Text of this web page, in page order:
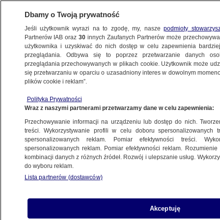
POLSKA
w Przewodowie: wszyscy mówią to samo,
że odpowiedzialność ponosi agresor
16.11.2022, 20:50
Udostępnij
Dbamy o Twoją prywatność
Jeśli użytkownik wyrazi na to zgodę, my, naszepodmioty
Partnerów IAB oraz30 innych Zaufanych Partnerów może
użytkownika i uzyskiwać do nich dostęp w celu zapewnienia
przeglądania. Odbywa się to poprzez przetwarzanie danych
przeglądania przechowywanych w plikach cookie. Użytkownik może
się przetwarzaniu w oparciu o uzasadniony interes w dowolnym
plików cookie i reklam”.
Polityka Prywatności
Wraz z naszymi partnerami przetwarzamy dane w celu zapewnienia:
Przechowywanie informacji na urządzeniu lub dostęp do nich.
treści. Wykorzystywanie profili w celu doboru spersonalizowanych
spersonalizowanych reklam. Pomiar efektywności treści.
spersonalizowanych reklam. Pomiar efektywności reklam.
kombinacji danych z różnych źródeł. Rozwój i ulepszanie usług.
do wyboru reklam.
Lista partnerów (dostawców)
Akceptuję